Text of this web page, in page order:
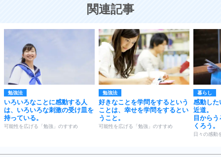
関連記事
勉強法
いろいろなことに感動する人
は、いろいろな刺激の受け皿を
持っている。
可能性を広げる「勉強」のすすめ
勉強法
好きなことを学問をするという
ことは、幸せを学問をするとい
うこと。
可能性を広げる「勉強」のすすめ
暮らし
感動した
近道。
目から
くろう。
日々の感動